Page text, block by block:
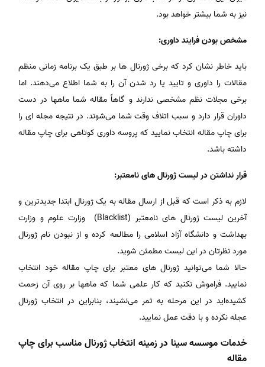
نیز به شما بیشتر خواهد بود.
مشخص بودن فرایند داوری:
باید خاطر نشان کرد که برخی ژورنال ها بر طبق یک برنامه زمانی منظم
مقالات را داوری و تایید یا رد شدن آن را به شما اطلاع می‌دهند. اما
برخی مجلات نظم مشخصی ندارند و گاهاً مقاله شما ماهها در دست
داوران قرار دارد و سبب اتلاف وقت شما می‌شوند. در نتیجه مجله ای را
برای چاپ مقاله انتخاب نمایید که پروسه داوری کوتاهی برای چاپ مقاله
داشته باشد.
قرار نداشتن در لیست ژورنال های نامعتبر:
لازم به ذکر است که قبل از ارسال مقاله به یک ژورنال ابتدا جدیدترین و
آخرین لیست ژورنال های نامعتبر (Blacklist) وزارت علوم و وزارت
بهداشت و دانشگاه آزاد اسلامی را مطالعه کرده و از نبودن نام ژورنال
مورد نظرتان در این لیست مطمئن شوید.
حالا شما می‌توانید ژورنال های معتبر برای چاپ مقاله خود انتخاب
نمایید. فراموش نکنید که کار علمی شما که ماهها بر روی آن زحمت
کشیده‌اید در این مرحله به ثمر می‌نشیند، بنابراین در انتخاب ژورنال
عجله نکرده و با دقت عمل نمایید.
خدمات موسسه سینا در زمینه انتخاب ژورنال مناسب برای چاپ
مقاله